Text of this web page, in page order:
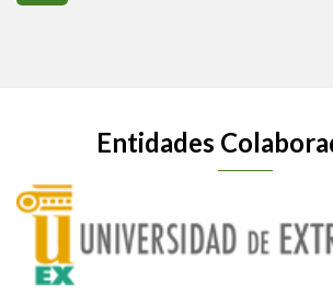
Entidades